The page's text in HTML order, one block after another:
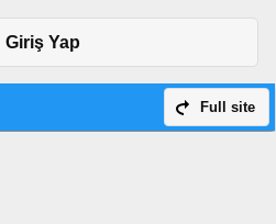
Giriş Yap
Full site